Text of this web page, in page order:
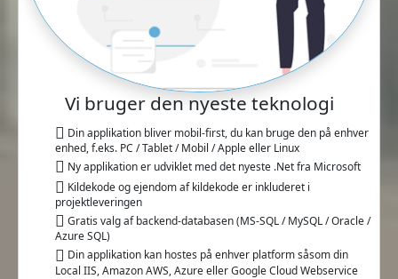
Vi bruger den nyeste teknologi
Din applikation bliver mobil-first, du kan bruge den på enhver
enhed, f.eks. PC / Tablet / Mobil / Apple eller Linux
Ny applikation er udviklet med det nyeste .Net fra Microsoft
Kildekode og ejendom af kildekode er inkluderet i
projektleveringen
Gratis valg af backend-databasen (MS-SQL / MySQL / Oracle /
Azure SQL)
Din applikation kan hostes på enhver platform såsom din
Local IIS, Amazon AWS, Azure eller Google Cloud Webservice